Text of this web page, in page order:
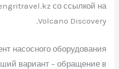
со ссылкой на
Volcano Discovery.
насосного оборудования:
вариант – обращение в